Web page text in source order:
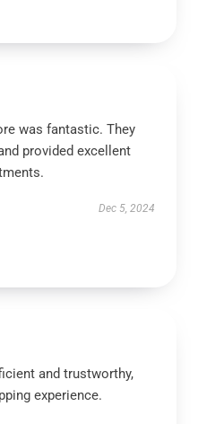
was fantastic. They
provided excellent
Dec 5, 2024
and trustworthy,
experience.